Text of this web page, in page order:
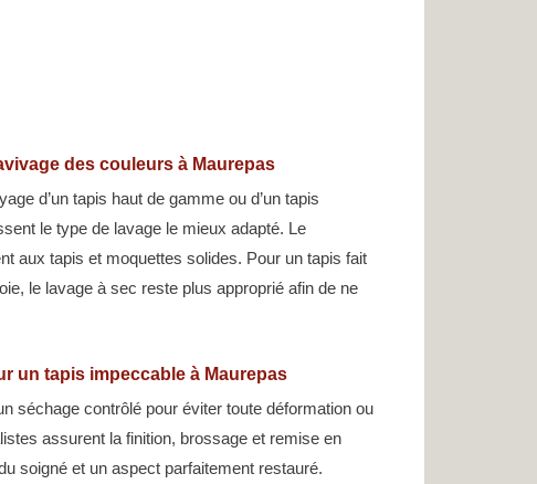
des couleurs à Maurepas
d’un tapis haut de gamme ou d’un tapis
le type de lavage le mieux adapté. Le
aux tapis et moquettes solides. Pour un tapis fait
le lavage à sec reste plus approprié afin de ne
un tapis impeccable à Maurepas
séchage contrôlé pour éviter toute déformation ou
assurent la finition, brossage et remise en
soigné et un aspect parfaitement restauré.